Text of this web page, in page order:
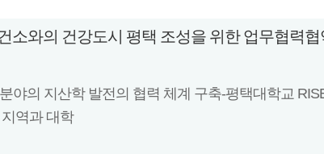
소와의 건강도시 평택 조성을 위한 업무협력협
야의 지산학 발전의 협력 체계 구축-평택대학교
역과 대학